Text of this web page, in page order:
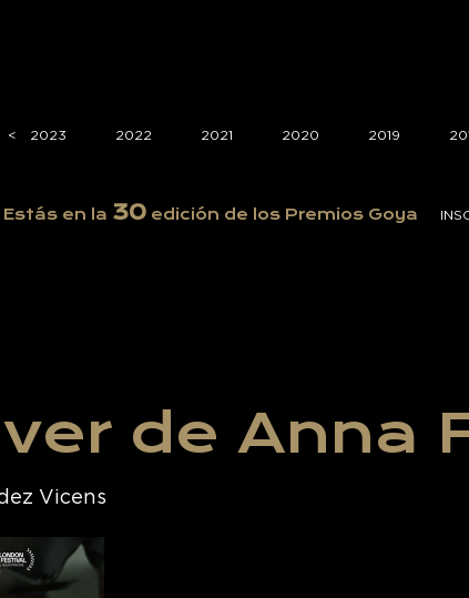
<
< 2023 2022 2021 2020 2019
Estás en la 30 edición de los Premios Goya
de Anna
Vicens